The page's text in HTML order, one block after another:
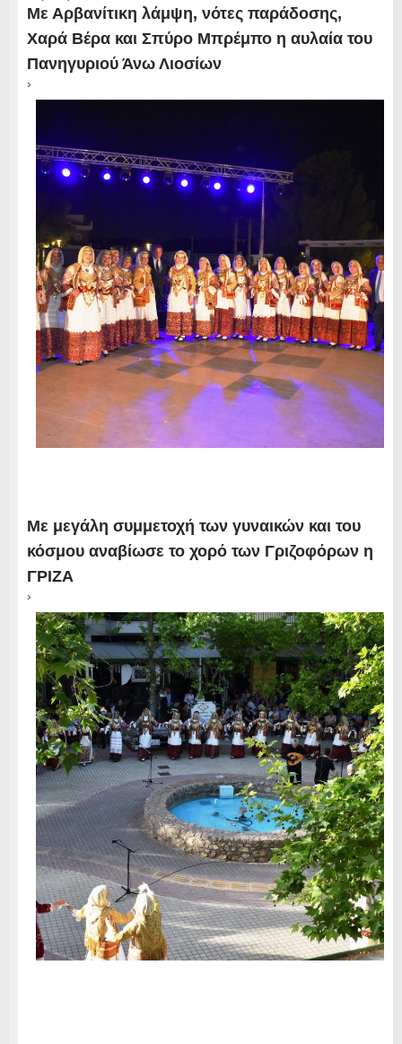
Με Αρβανίτικη λάμψη, νότες παράδοσης,
Χαρά Βέρα και Σπύρο Μπρέμπο η αυλαία του
Πανηγυριού Άνω Λιοσίων
›
Με μεγάλη συμμετοχή των γυναικών και του
κόσμου αναβίωσε το χορό των Γριζοφόρων η
ΓΡΙΖΑ
›